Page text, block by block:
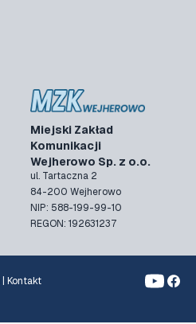
Miejski Zakład
Komunikacji
Wejherowo Sp. z o.o.
ul. Tartaczna 2
84-200 Wejherowo
NIP: 588-199-99-10
REGON: 192631237
Kontakt